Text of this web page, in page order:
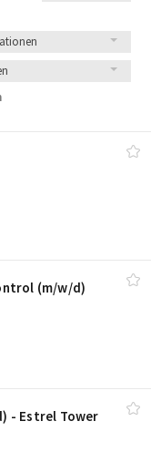
(m/​w/​d)
- Estrel Tower